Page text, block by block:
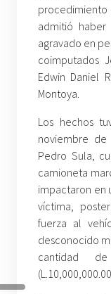
admitió
agravado en
coimputados
Edwin Daniel
Montoya.
Los hechos
noviembre
Pedro Sula,
camioneta
impactaron en
víctima,
fuerza al
desconocido
cantidad